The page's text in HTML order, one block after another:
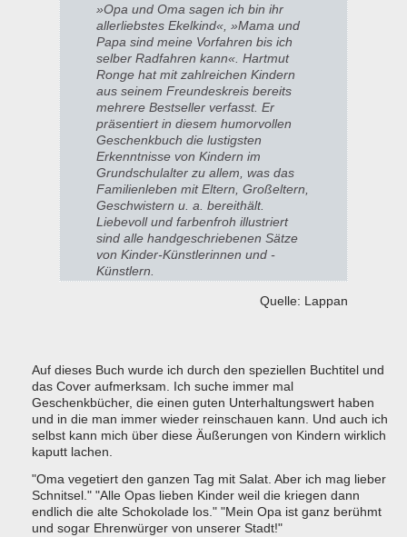
»Opa und Oma sagen ich bin ihr
allerliebstes Ekelkind«, »Mama und
Papa sind meine Vorfahren bis ich
selber Radfahren kann«. Hartmut
Ronge hat mit zahlreichen Kindern
aus seinem Freundeskreis bereits
mehrere Bestseller verfasst. Er
präsentiert in diesem humorvollen
Geschenkbuch die lustigsten
Erkenntnisse von Kindern im
Grundschulalter zu allem, was das
Familienleben mit Eltern, Großeltern,
Geschwistern u. a. bereithält.
Liebevoll und farbenfroh illustriert
sind alle handgeschriebenen Sätze
von Kinder-Künstlerinnen und -
Künstlern.
Quelle: Lappan
Auf dieses Buch wurde ich durch den speziellen Buchtitel und
das Cover aufmerksam. Ich suche immer mal
Geschenkbücher, die einen guten Unterhaltungswert haben
und in die man immer wieder reinschauen kann. Und auch ich
selbst kann mich über diese Äußerungen von Kindern wirklich
kaputt lachen.
"Oma vegetiert den ganzen Tag mit Salat. Aber ich mag lieber
Schnitsel." "Alle Opas lieben Kinder weil die kriegen dann
endlich die alte Schokolade los." "Mein Opa ist ganz berühmt
und sogar Ehrenwürger von unserer Stadt!"